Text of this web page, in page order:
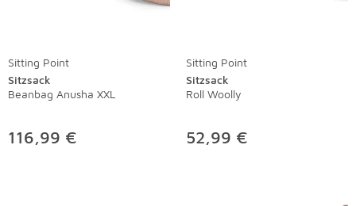
Sitting Point
Sitzsack
Beanbag Anusha XXL
116,99 €
Sitting Point
Sitzsack
Roll Woolly
52,99 €